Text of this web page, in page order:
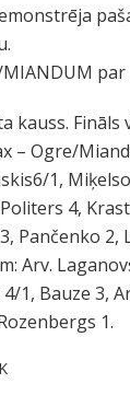
MIANDUM
kauss. Fināls
– Ogre/
1,
4,
Pančenko 2,
Arv.
1, Bauze 3,
1.